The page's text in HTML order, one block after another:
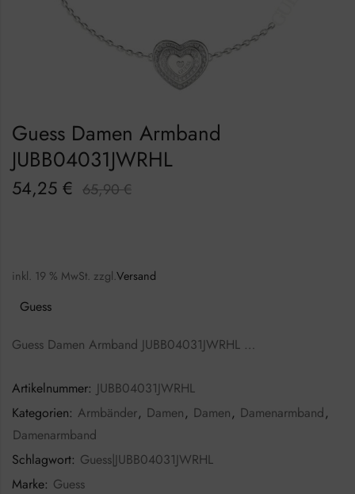
Guess Damen Armband
JUBB04031JWRHL
54,25 € 65,90€
inkl. 19 % MwSt. zzgl.Versand
Guess
Guess Damen Armband JUBB04031JWRHL …
Artikelnummer: JUBB04031JWRHL
Kategorien: Armbänder, Damen, Damen, Damenarmband,
Damenarmband
Schlagwort: Guess|JUBB04031JWRHL
Marke: Guess